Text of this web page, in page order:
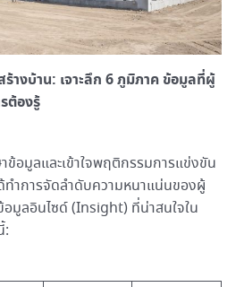
างบ้าน: เจาะลึก 6ภูมิภาค ข้อมูลที่ผู้
ต้องรู้
ข้อมูลและเข้าใจพฤติกรรมการแข่งขัน
ทำการจัดลำดับความหนาแน่นของผู้
มูลอินไซด์ (Insight) ที่น่าสนใจใน
: